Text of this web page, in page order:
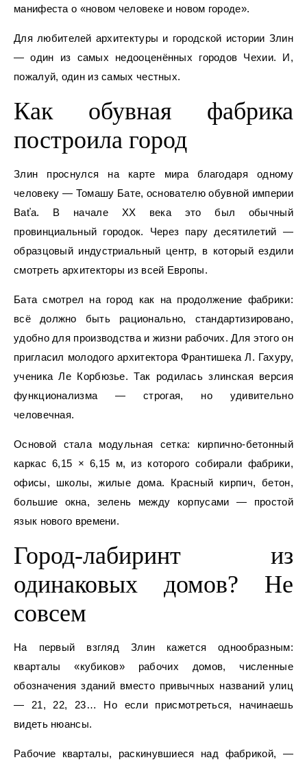
манифеста о «новом человеке и новом городе».
Для любителей архитектуры и городской истории Злин
— один из самых недооценённых городов Чехии. И,
пожалуй, один из самых честных.
Как обувная фабрика
построила город
Злин проснулся на карте мира благодаря одному
человеку — Томашу Бате, основателю обувной империи
Baťa. В начале XX века это был обычный
провинциальный городок. Через пару десятилетий —
образцовый индустриальный центр, в который ездили
смотреть архитекторы из всей Европы.
Бата смотрел на город как на продолжение фабрики:
всё должно быть рационально, стандартизировано,
удобно для производства и жизни рабочих. Для этого он
пригласил молодого архитектора Франтишека Л. Гахуру,
ученика Ле Корбюзье. Так родилась злинская версия
функционализма — строгая, но удивительно
человечная.
Основой стала модульная сетка: кирпично-бетонный
каркас 6,15 × 6,15 м, из которого собирали фабрики,
офисы, школы, жилые дома. Красный кирпич, бетон,
большие окна, зелень между корпусами — простой
язык нового времени.
Город-лабиринт из
одинаковых домов? Не
совсем
На первый взгляд Злин кажется однообразным:
кварталы «кубиков» рабочих домов, численные
обозначения зданий вместо привычных названий улиц
— 21, 22, 23… Но если присмотреться, начинаешь
видеть нюансы.
Рабочие кварталы, раскинувшиеся над фабрикой, —